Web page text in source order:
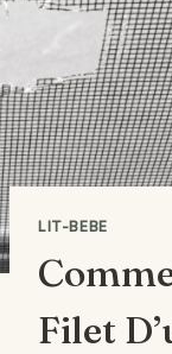
LIT-BEBE
Filet